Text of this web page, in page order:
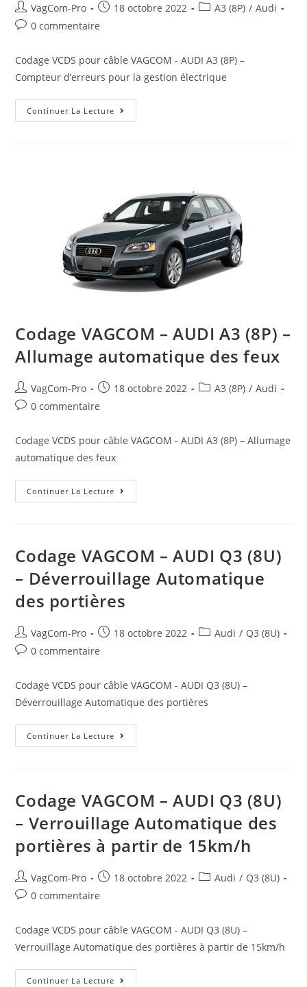
Auteur/autrice
de
VagCom-Pro
Post
published:
18 octobre 2022
PostA3 (8P) / Audi
Post0 commentaire
Codage VCDS pour câble VAGCOM - AUDI A3 (8P) –
Compteur d’erreurs pour la gestion électrique
Continuer La Lecture Codage
VAGCOM
Pour
La
Gestion
Électrique
Codage VAGCOM – AUDI A3 (8P) –
Allumage automatique des feux
Auteur/autrice
de
VagCom-Pro
Post
published:
18 octobre 2022
PostA3 (8P) / Audi
Post0 commentaire
Codage VCDS pour câble VAGCOM - AUDI A3 (8P) – Allumage
automatique des feux
Continuer La Lecture Codage
VAGCOM
–
Allumage
Des
Feux
Codage VAGCOM – AUDI Q3 (8U)
– Déverrouillage Automatique
des portières
Auteur/autrice
de
VagCom-Pro
Post
published:
18 octobre 2022
PostAudi / Q3 (8U)
Post0 commentaire
Codage VCDS pour câble VAGCOM - AUDI Q3 (8U) –
Déverrouillage Automatique des portières
Continuer La Lecture Codage
VAGCOM
–
Déverrouillage
Des
Portières
Codage VAGCOM – AUDI Q3 (8U)
– Verrouillage Automatique des
portières à partir de 15km/h
Auteur/autrice
de
VagCom-Pro
Post
published:
18 octobre 2022
PostAudi / Q3 (8U)
Post0 commentaire
Codage VCDS pour câble VAGCOM - AUDI Q3 (8U) –
Verrouillage Automatique des portières à partir de 15km/h
Continuer La Lecture Codage